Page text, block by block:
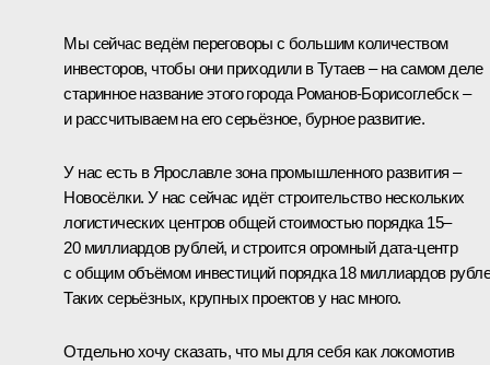
Мы сейчас ведём переговоры с большим количеством
инвесторов, чтобы они приходили в Тутаев – на самом деле
старинное название этого города Романов-Борисоглебск –
и рассчитываем на его серьёзное, бурное развитие.
У нас есть в Ярославле зона промышленного развития –
Новосёлки. У нас сейчас идёт строительство нескольких
логистических центров общей стоимостью порядка 15–
20 миллиардов рублей, и строится огромный дата-центр
с общим объёмом инвестиций порядка 18 миллиардов
Таких серьёзных, крупных проектов у нас много.
Отдельно хочу сказать, что мы для себя как локомотив